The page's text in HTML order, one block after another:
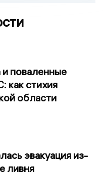
поваленные
как стихия
области
эвакуация из-
ливня